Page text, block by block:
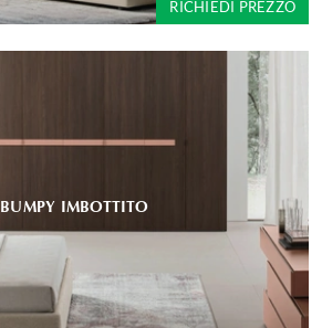
RICHIEDI PREZZO
BUMPY IMBOTTITO